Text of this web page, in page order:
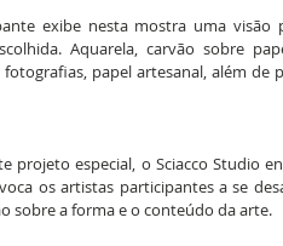
exibe nesta mostra uma
Aquarela, carvão sobre
fotografias, papel artesanal, além
projeto especial, o Sciacco Studio
os artistas participantes a se
sobre a forma e o conteúdo da arte.